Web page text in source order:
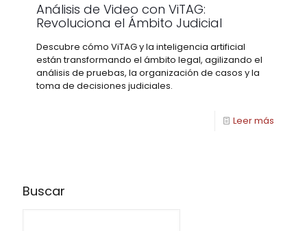
Análisis de Video con ViTAG:
Revoluciona el Ámbito Judicial
Descubre cómo ViTAG y la inteligencia artificial
están transformando el ámbito legal, agilizando el
análisis de pruebas, la organización de casos y la
toma de decisiones judiciales.
Leer más
Buscar